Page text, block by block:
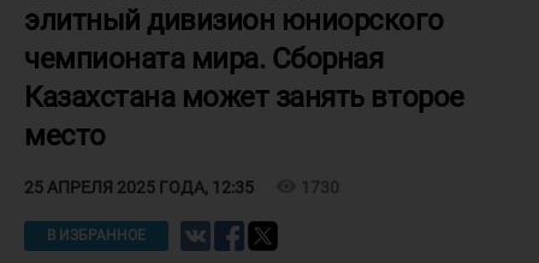
элитный дивизион юниорского
чемпионата мира. Сборная
Казахстана может занять второе
место
25 АПРЕЛЯ 2025 ГОДА, 12:35 1730
В ИЗБРАННОЕ